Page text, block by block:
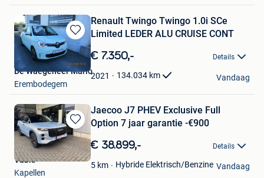
Bewaren
in
Mijn
Favorieten
Renault Twingo Twingo 1.0i SCe
Limited LEDER ALU CRUISE CONT
€ 7.350,- Details
2021 134.034 km
De Waegeneer Mario
Erembodegem
Vandaag
Bewaren
in
Mijn
Favorieten
Jaecoo J7 PHEV Exclusive Full
Option 7 jaar garantie -€900
€ 38.899,- Details
5 km Hybride Elektrisch/Benzine
Vabis
Kapellen
Vandaag